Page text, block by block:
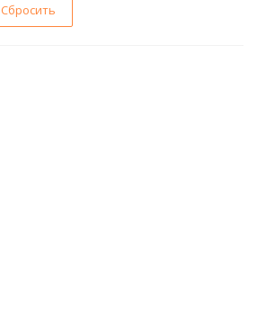
Сбросить